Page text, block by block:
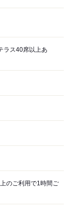
ラス40席以上あ
のご利用で1時間ご